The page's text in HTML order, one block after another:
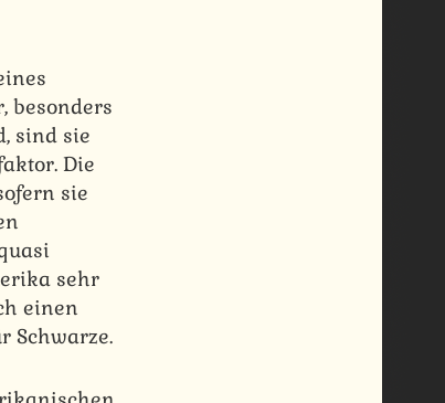
besonders
sind sie
Die
sie
sehr
einen
Schwarze.